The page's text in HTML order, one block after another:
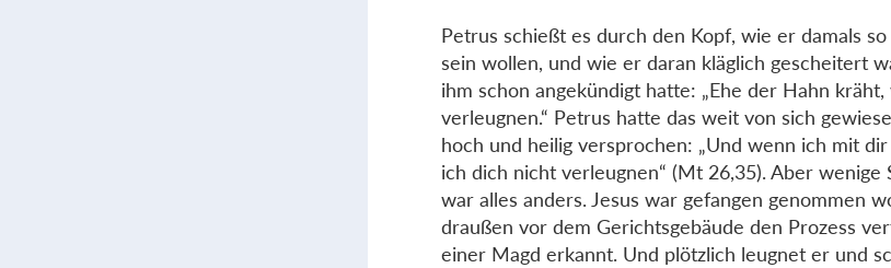
Petrus schießt es durch den Kopf, wie er damals
sein wollen, und wie er daran kläglich gescheitert
ihm schon angekündigt hatte: „Ehe der Hahn
verleugnen.“ Petrus hatte das weit von sich
hoch und heilig versprochen: „Und wenn ich mit
ich dich nicht verleugnen“ (Mt 26,35). Aber wenige
war alles anders. Jesus war gefangen genommen
draußen vor dem Gerichtsgebäude den Prozess
einer Magd erkannt. Und plötzlich leugnet er und